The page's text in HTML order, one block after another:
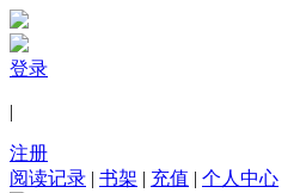
登录
|
注册
阅读记录 | 书架 | 充值 | 个人中心